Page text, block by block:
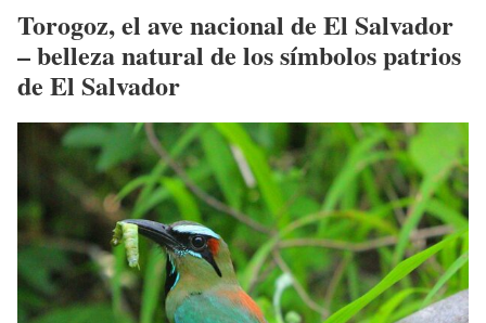
Torogoz, el ave nacional de El Salvador
– belleza natural de los símbolos patrios
de El Salvador